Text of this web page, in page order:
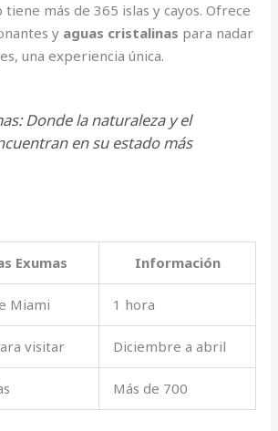
más de 365 islas y cayos. Ofrece
y aguas cristalinas para nadar
una experiencia única.
Donde la naturaleza y el
en su estado más
Exumas Información
Miami 1 hora
visitar Diciembre a abril
Más de 700